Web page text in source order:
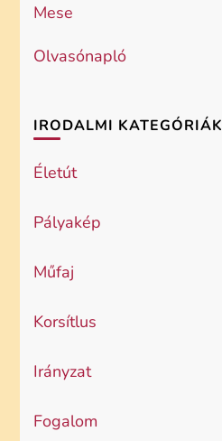
Mese
Olvasónapló
IRODALMI KATEGÓRIÁK
Életút
Pályakép
Műfaj
Korsítlus
Irányzat
Fogalom